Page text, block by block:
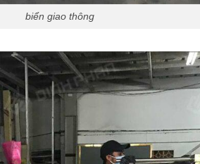
biển giao thông